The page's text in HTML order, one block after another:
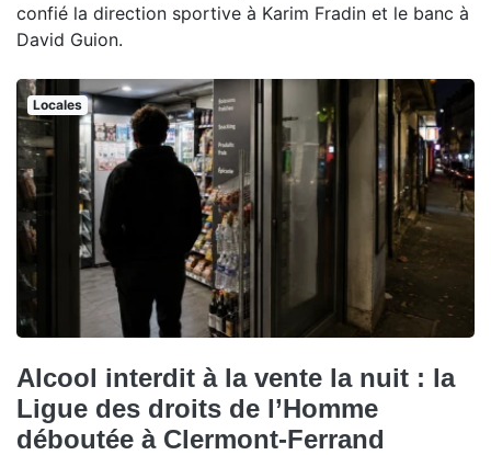
confié la direction sportive à Karim Fradin et le banc à
David Guion.
Locales
Alcool interdit à la vente la nuit : la
Ligue des droits de l’Homme
déboutée à Clermont-Ferrand